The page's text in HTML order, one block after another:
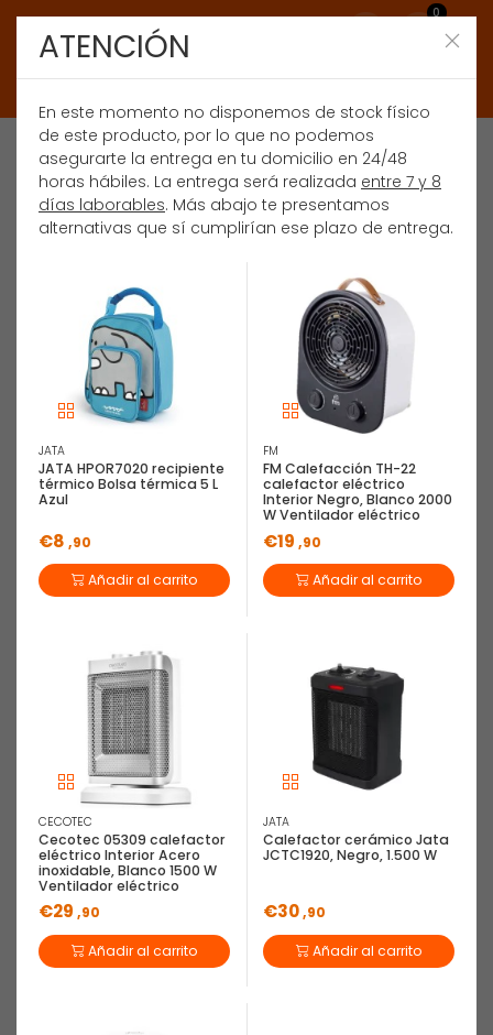
0
ATENCIÓN
En este momento no disponemos de stock físico
de este producto, por lo que no podemos
asegurarte la entrega en tu domicilio en 24/48
horas hábiles. La entrega será realizada entre 7 y 8
días laborables. Más abajo te presentamos
alternativas que sí cumplirían ese plazo de entrega.
JATA
JATA HPOR7020 recipiente
térmico Bolsa térmica 5 L
Azul
€8 ,90
Añadir al carrito
FM
FM Calefacción TH-22
calefactor eléctrico
Interior Negro, Blanco 2000
W Ventilador eléctrico
€19 ,90
Añadir al carrito
CECOTEC
Cecotec 05309 calefactor
eléctrico Interior Acero
inoxidable, Blanco 1500 W
Ventilador eléctrico
€29 ,90
Añadir al carrito
JATA
Calefactor cerámico Jata
JCTC1920, Negro, 1.500 W
€30,90
Añadir al carrito